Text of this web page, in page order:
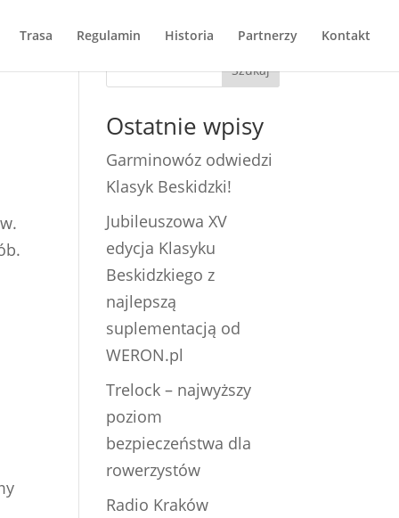
Trasa Regulamin Historia Partnerzy Kontakt
Szukaj
Ostatnie wpisy
Garminowóz odwiedzi
Klasyk Beskidzki!
Jubileuszowa XV
edycja Klasyku
Beskidzkiego z
najlepszą
suplementacją od
WERON.pl
Trelock – najwyższy
poziom
bezpieczeństwa dla
rowerzystów
Radio Kraków